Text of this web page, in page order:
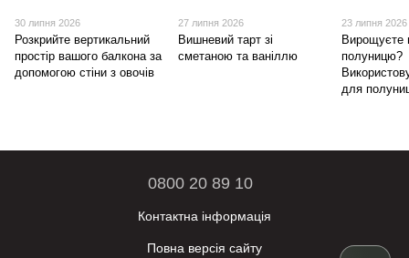
30 липня 2026
Розкрийте вертикальний
простір вашого балкона за
допомогою стіни з овочів
27 липня 2026
Вишневий тарт зі
сметаною та ваніллю
23 липня 2026
Вирощуєте
полуницю?
для
0800 20 89 10
Контактна інформація
Повна версія сайту